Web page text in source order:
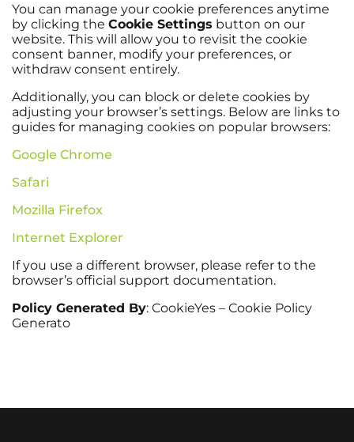
You can manage your cookie preferences anytime
by clicking the Cookie Settings button on our
website. This will allow you to revisit the cookie
consent banner, modify your preferences, or
withdraw consent entirely.
Additionally, you can block or delete cookies by
adjusting your browser’s settings. Below are links to
guides for managing cookies on popular browsers:
Google Chrome
Safari
Mozilla Firefox
Internet Explorer
If you use a different browser, please refer to the
browser’s official support documentation.
Policy Generated By: CookieYes – Cookie Policy
Generato